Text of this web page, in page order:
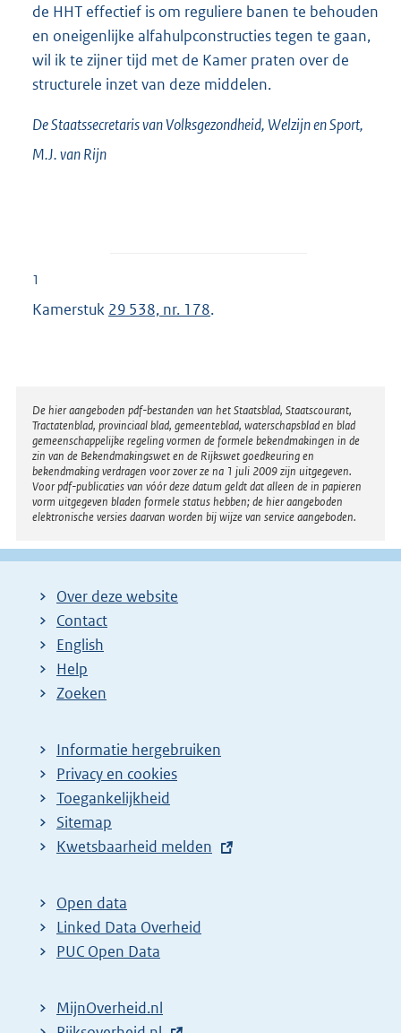
de HHT effectief is om reguliere banen te behouden
en oneigenlijke alfahulpconstructies tegen te gaan,
wil ik te zijner tijd met de Kamer praten over de
structurele inzet van deze middelen.
De Staatssecretaris van Volksgezondheid, Welzijn en Sport,
M.J. vanRijn
1
Kamerstuk 29 538, nr. 178.
Disclaimer
De hier aangeboden pdf-bestanden van het Staatsblad, Staatscourant,
Tractatenblad, provinciaal blad, gemeenteblad, waterschapsblad en blad
gemeenschappelijke regeling vormen de formele bekendmakingen in de
zin van de Bekendmakingswet en de Rijkswet goedkeuring en
bekendmaking verdragen voor zover ze na 1 juli 2009 zijn uitgegeven.
Voor pdf-publicaties van vóór deze datum geldt dat alleen de in papieren
vorm uitgegeven bladen formele status hebben; de hier aangeboden
elektronische versies daarvan worden bij wijze van service aangeboden.
Over deze website
Contact
English
Help
Zoeken
Informatie hergebruiken
Privacy en cookies
Toegankelijkheid
Sitemap
E
t
e
r
l
Kwetsbaarheid melden
Open data
Linked Data Overheid
PUC Open Data
MijnOverheid.nl